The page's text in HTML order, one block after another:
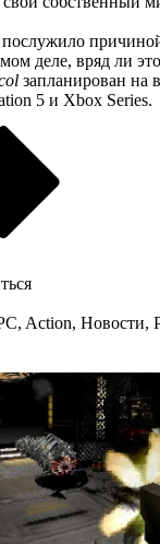
послужило
деле, вряд ли
запланирован на
5 и Xbox Series.
, Action, Новости,